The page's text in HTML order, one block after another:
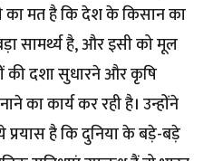
का मत है कि देश के किसान का
सामर्थ्य है, और इसी को मूल
की दशा सुधारने और कृषि
का कार्य कर रही है। उन्होंने
प्रयास है कि दुनिया के बड़े-बड़े